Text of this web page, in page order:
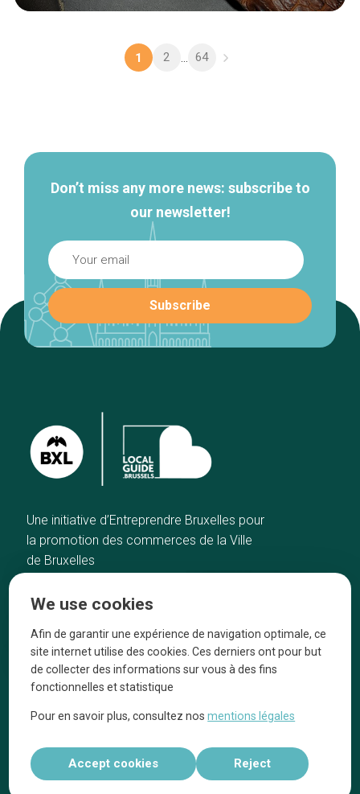
1 2 ... 64
Don’t miss any more news: subscribe to
our newsletter!
Une initiative d’Entreprendre Bruxelles pour
la promotion des commerces de la Ville
de Bruxelles
Our top picks
Neighborhoods
Blog
Tops 10
They talk about us
Legal information
Réalisé par
We use cookies
Afin de garantir une expérience de navigation optimale, ce
site internet utilise des cookies. Ces derniers ont pour but
de collecter des informations sur vous à des fins
fonctionnelles et statistique
Pour en savoir plus, consultez nosmentions légales
Accept cookies Reject